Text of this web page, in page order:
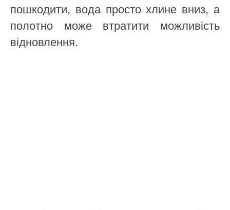
пошкодити, вода просто хлине вниз, а
полотно може втратити можливість
відновлення.